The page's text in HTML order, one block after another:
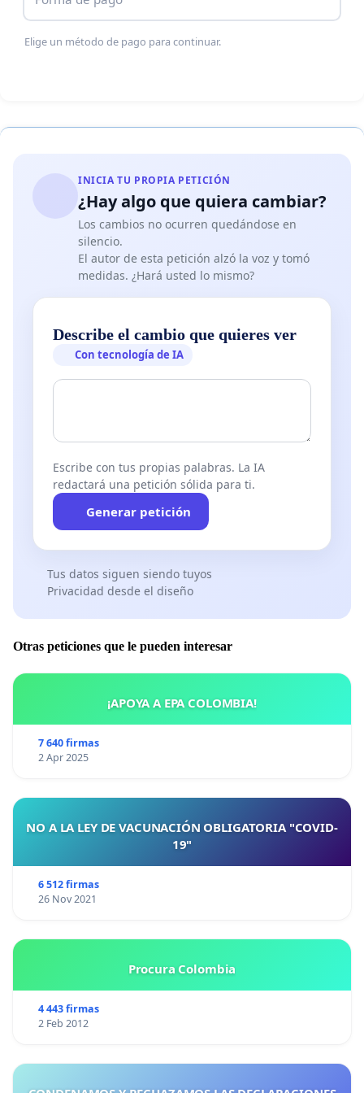
Elige un método de pago para continuar.
INICIA TU PROPIA PETICIÓN
¿Hay algo que quiera cambiar?
Los cambios no ocurren quedándose en
silencio.
El autor de esta petición alzó la voz y tomó
medidas. ¿Hará usted lo mismo?
Describe el cambio que quieres ver
Con tecnología de IA
Escribe con tus propias palabras. La IA
redactará una petición sólida para ti.
Generar petición
Tus datos siguen siendo tuyos
Privacidad desde el diseño
Otras peticiones que le pueden interesar
¡APOYA A EPA COLOMBIA!
7 640 firmas
2 Apr 2025
NO A LA LEY DE VACUNACIÓN OBLIGATORIA "COVID-
19"
6 512 firmas
26 Nov 2021
Procura Colombia
4 443 firmas
2 Feb 2012